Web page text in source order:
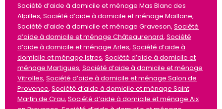
Société d’aide à domicile et ménage Mas Blanc des
Alpilles, Société d’aide à domicile et ménage Maillane,
Société d’aide à domicile et ménage Graveson, Société
d’aide à domicile et ménage Châteaurenard, Société
d’aide à domicile et ménage Arles, Société d’aide à
domicile et ménage Istres, Société d’aide à domicile et
ménage Martigues, Société d’aide à domicile et ménage
Vitrolles, Société d’aide à domicile et ménage Salon de
Provence, Société d’aide à domicile et ménage Saint
Martin de Crau, Société d’aide à domicile et ménage Aix